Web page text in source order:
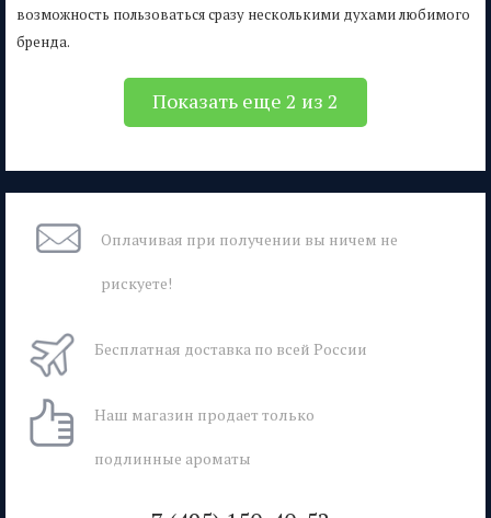
возможность пользоваться сразу несколькими духами любимого
бренда.
Показать еще 2 из 2
Оплачивая при получении вы ничем не
рискуете!
Бесплатная доставка по всей России
Наш магазин продает только
подлинные ароматы